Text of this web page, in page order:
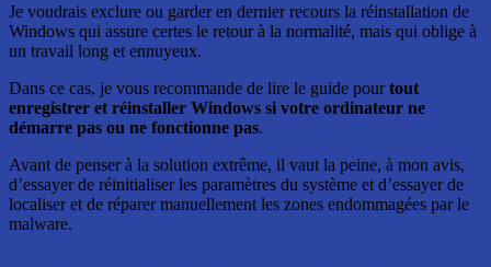
Je voudrais exclure ou garder en dernier recours la réinstallation de
Windows qui assure certes le retour à la normalité, mais qui oblige à
un travail long et ennuyeux.
Dans ce cas, je vous recommande de lire le guide pourtout
enregistrer et réinstaller Windows si votre ordinateur ne
démarre pas ou ne fonctionne pas.
Avant de penser à la solution extrême, il vaut la peine, à mon avis,
d’essayer de réinitialiser les paramètres du système et d’essayer de
localiser et de réparer manuellement les zones endommagées par le
malware.